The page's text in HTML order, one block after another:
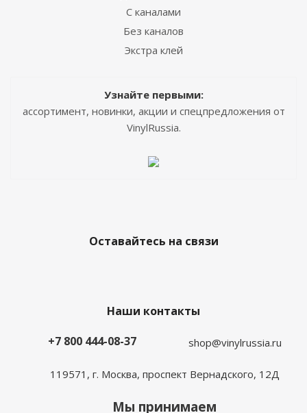
С каналами
Без каналов
Экстра клей
Узнайте первыми:
ассортимент, новинки, акции и спецпредложения от
VinylRussia.
Оставайтесь на связи
Наши контакты
+7 800 444-08-37
shop@vinylrussia.ru
119571, г. Москва, проспект Вернадского, 12Д
Мы принимаем